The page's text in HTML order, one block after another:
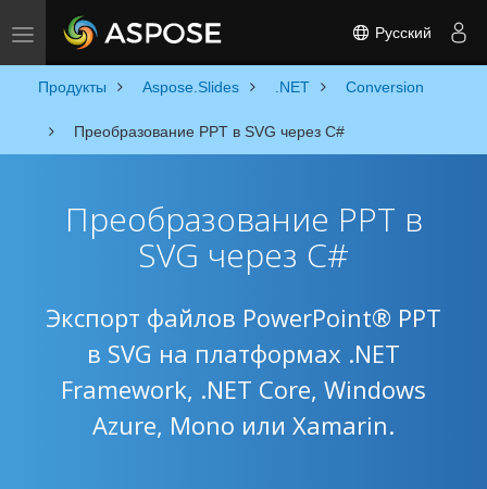
Toggle navigation Русский
Продукты Aspose.Slides .NET Conversion
Преобразование PPT в SVG через C#
Преобразование PPT в
SVG через C#
Экспорт файлов PowerPoint® PPT
в SVG на платформах .NET
Framework, .NET Core, Windows
Azure, Mono или Xamarin.